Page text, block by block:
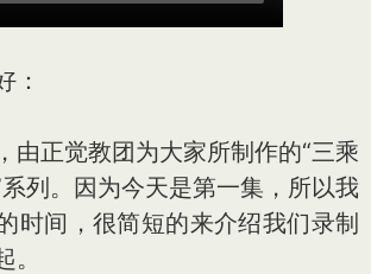
：
由正觉教团为大家所制作的“三乘
列。因为今天是第一集，所以我
时间，很简短的来介绍我们录制